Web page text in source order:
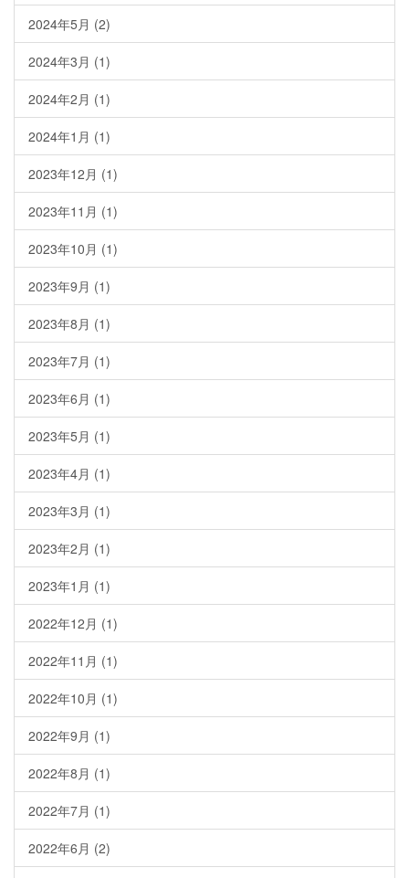
2024年5月 (2)
2024年3月 (1)
2024年2月 (1)
2024年1月 (1)
2023年12月 (1)
2023年11月 (1)
2023年10月 (1)
2023年9月 (1)
2023年8月 (1)
2023年7月 (1)
2023年6月 (1)
2023年5月 (1)
2023年4月 (1)
2023年3月 (1)
2023年2月 (1)
2023年1月 (1)
2022年12月 (1)
2022年11月 (1)
2022年10月 (1)
2022年9月 (1)
2022年8月 (1)
2022年7月 (1)
2022年6月 (2)